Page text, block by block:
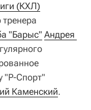
(КХЛ)
"Барыс" Андрея
"Р-Спорт"
Каменский.